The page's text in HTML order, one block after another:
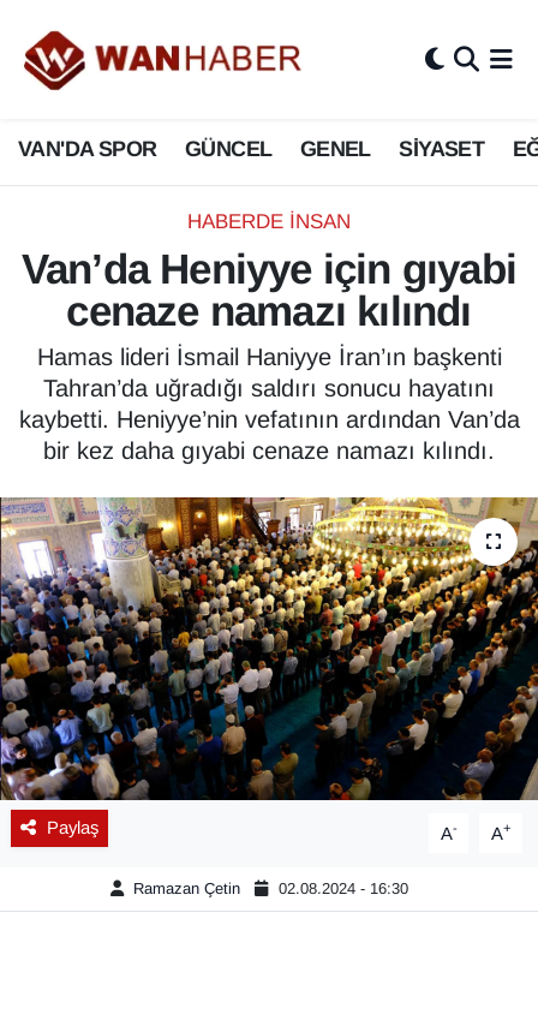
VAN'DA SPOR GÜNCEL GENEL SİYASET
HABERDE İNSAN
Van’da Heniyye için gıyabi
cenaze namazı kılındı
Hamas lideri İsmail Haniyye İran’ın başkenti
Tahran’da uğradığı saldırı sonucu hayatını
kaybetti. Heniyye’nin vefatının ardından Van’da
bir kez daha gıyabi cenaze namazı kılındı.
Paylaş A- A+
Ramazan Çetin 02.08.2024 - 16:30
3.SAYFA
ASAYİŞ
BİLİM VE TEKNOLOJİ
Biyografi
ÇEVRE
Deprem
Dernekler, Odalar
Diğer
DÜNYA
EĞİTİM
EKONOMİ
Eleman
Emlak
Van Nöbetçi Eczaneler
Van Hava Durumu
Van Namaz Vakitleri
Van Trafik Yoğunluk Haritası
Tüm Manşetler
Son Dakika Haberleri
Haber Arşivi